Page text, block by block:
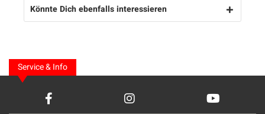
Könnte Dich ebenfalls interessieren
Service & Info